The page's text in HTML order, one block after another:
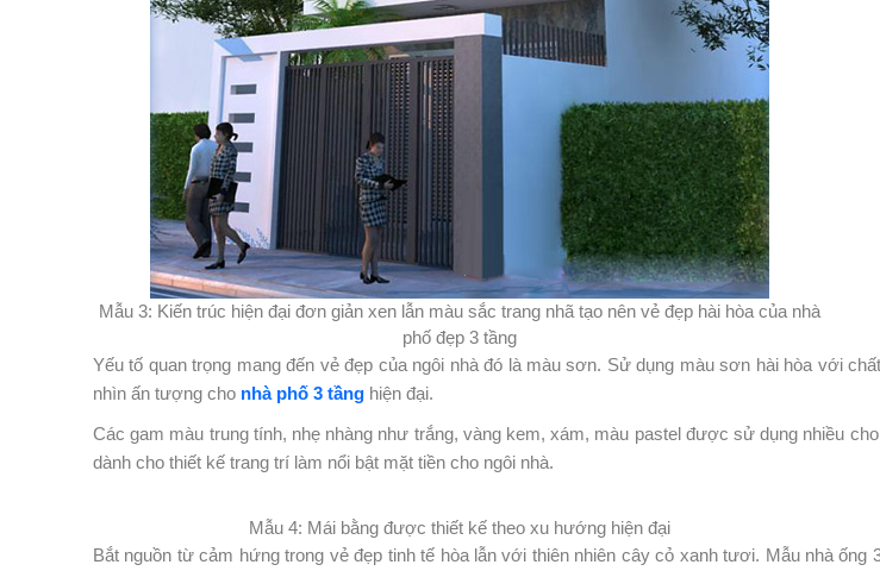
Mẫu 3: Kiến trúc hiện đại đơn giản xen lẫn màu sắc trang nhã tạo nên vẻ đẹp hài hòa của nhà
phố đẹp 3 tầng
Yếu tố quan trọng mang đến vẻ đẹp của ngôi nhà đó là màu sơn. Sử dụng màu sơn hài hòa với
nhìn ấn tượng cho nhà phố 3 tầng hiện đại.
Các gam màu trung tính, nhẹ nhàng như trắng, vàng kem, xám, màu pastel được sử dụng nhiều
dành cho thiết kế trang trí làm nổi bật mặt tiền cho ngôi nhà.
Mẫu 4: Mái bằng được thiết kế theo xu hướng hiện đại
Bắt nguồn từ cảm hứng trong vẻ đẹp tinh tế hòa lẫn với thiên nhiên cây cỏ xanh tươi. Mẫu nhà